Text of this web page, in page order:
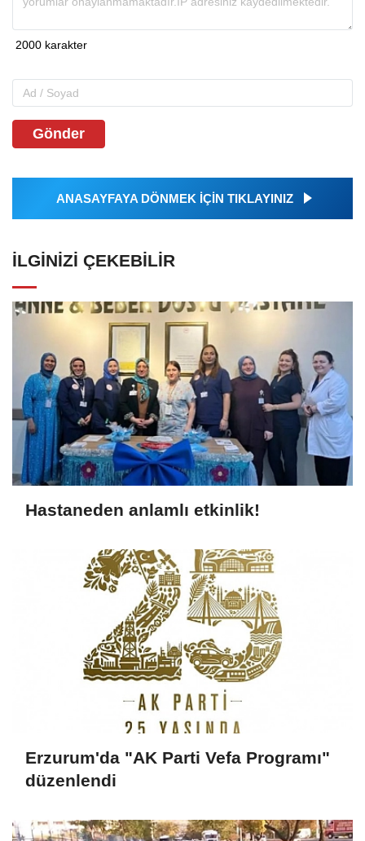
Gönder
ANASAYFAYA DÖNMEK İÇİN TIKLAYINIZ
İLGINIZI ÇEKEBILIR
Hastaneden anlamlı etkinlik!
Erzurum'da "AK Parti Vefa Programı"
düzenlendi